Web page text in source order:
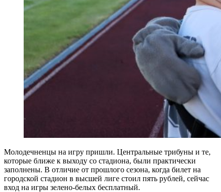
Молодечненцы на игру пришли. Центральные трибуны и те,
которые ближе к выходу со стадиона, были практически
заполнены. В отличие от прошлого сезона, когда билет на
городской стадион в высшей лиге стоил пять рублей, сейчас
вход на игры зелено-белых бесплатный.